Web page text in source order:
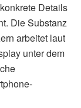
Details
Die Substanz
arbeitet laut
unter dem